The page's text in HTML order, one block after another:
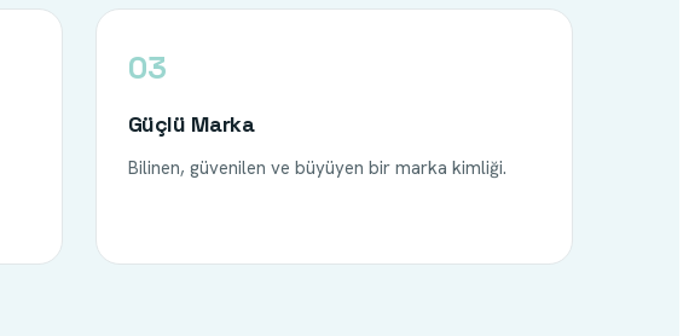
03
Güçlü Marka
Bilinen, güvenilen ve büyüyen bir marka kimliği.